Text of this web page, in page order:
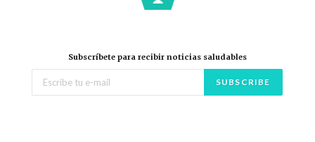
Subscríbete para recibir noticias saludables